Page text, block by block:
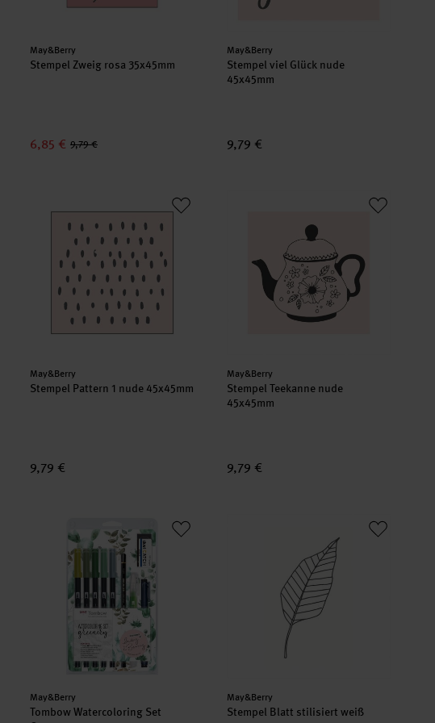
Hersteller:
May&Berry
Stempel Zweig rosa 35x45mm
6,85 € 9,79 €
Hersteller:
May&Berry
Stempel viel Glück nude
45x45mm
9,79 €
Hersteller:
May&Berry
Stempel Pattern 1 nude 45x45mm
9,79 €
Hersteller:
May&Berry
Stempel Teekanne nude
45x45mm
9,79 €
mit Aquarellmarkern
Hersteller:
May&Berry
Tombow Watercoloring Set
Hersteller:
May&Berry
Stempel Blatt stilisiert weiß